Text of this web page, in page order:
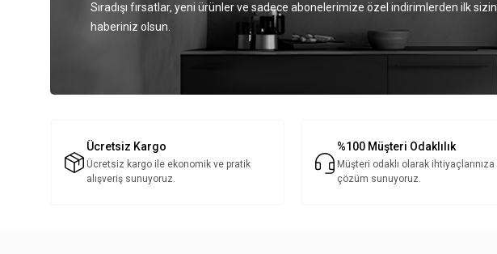
Sıradışı fırsatlar, yeni ürünler ve sadece abonelerimize özel indirimlerden ilk sizin
haberiniz olsun.
Ücretsiz Kargo
Ücretsiz kargo ile ekonomik ve pratik
alışveriş sunuyoruz.
%100 Müşteri Odaklılık
Müşteri odaklı olarak ihtiyaçlarınıza
çözüm sunuyoruz.